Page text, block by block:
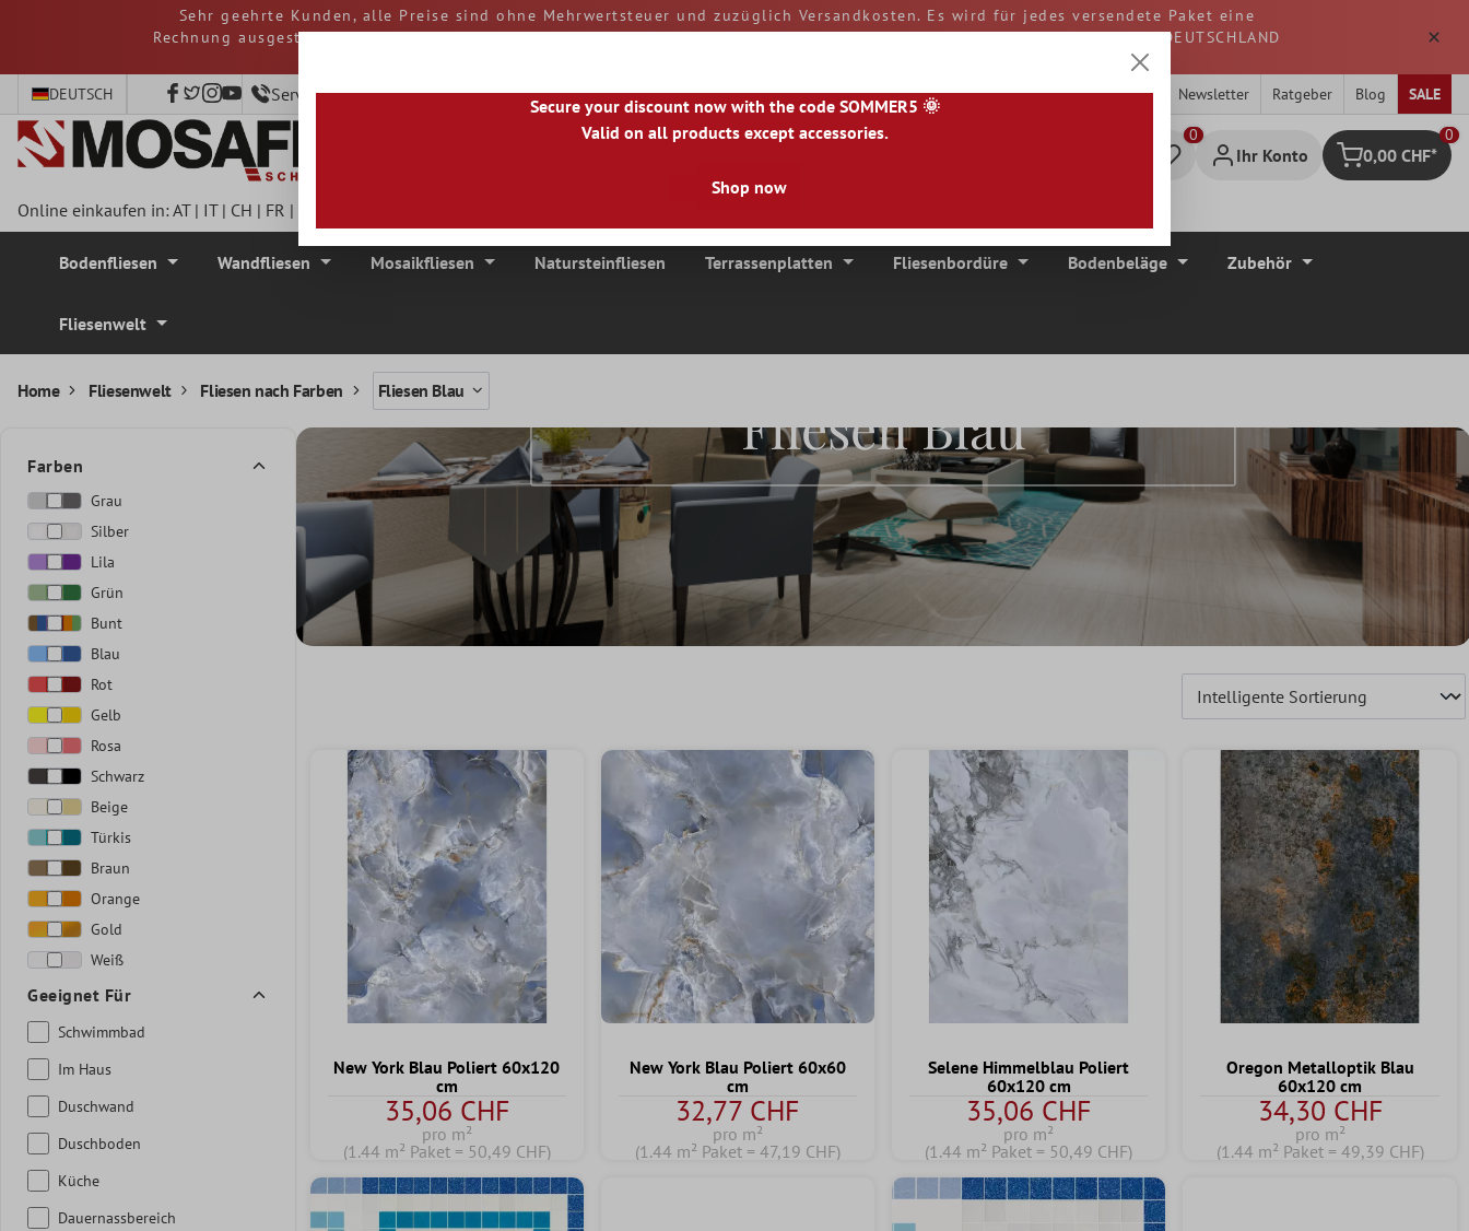
Sehr geehrte Kunden, alle Preise sind ohne Mehrwertsteuer und zuzüglich Versandkosten. Es wird für jedes versendete Paket eine
Rechnung ausgestellt. Eventuelle Steuern und Zölle sind bei Erhalt der Ware von Ihnen zu tragen. Alle Waren werden aus DEUTSCHLAND
DEUTSCH
Service-Hotline +49 40 79750890 Newsletter Ratgeber Blog SALE
Ihr Konto Warenkorb
0
0,00 CHF*
Online einkaufen in:AT| IT| CH | FR |
Bodenfliesen Wandfliesen Mosaikfliesen Natursteinfliesen Terrassenplatten Fliesenbordüre Bodenbeläge Zubehör
Fliesenwelt
Home Fliesenwelt Fliesen nach Farben Fliesen Blau
Farben
Grau
Silber
Lila
Grün
Bunt
Blau
Rot
Gelb
Rosa
Schwarz
Beige
Türkis
Braun
Orange
Gold
Weiß
Geeignet Für
Schwimmbad
Im Haus
Duschwand
Duschboden
Küche
Dauernassbereich
Fliesen Blau
New York Blau Poliert 60x120
cm
35,06 CHF
pro m²
(1.44 m² Paket = 50,49 CHF)
New York Blau Poliert 60x60
cm
32,77 CHF
pro m²
(1.44 m² Paket = 47,19 CHF)
Selene Himmelblau Poliert
60x120 cm
35,06 CHF
pro m²
(1.44 m² Paket = 50,49 CHF)
Oregon Metalloptik Blau
60x120 cm
34,30 CHF
pro m²
(1.44 m² Paket = 49,39 CHF)
Secure your discount now with the code SOMMER5 🌞
Valid on all products except accessories.
Shop now